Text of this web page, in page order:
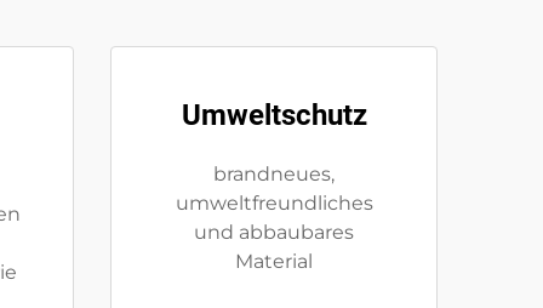
Umweltschutz
brandneues,
umweltfreundliches
und abbaubares
Material